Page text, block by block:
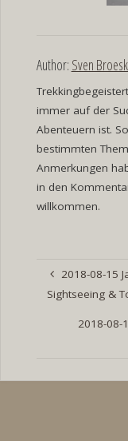
Author: Sven
immer auf der
Abenteuern ist.
bestimmten
Anmerkungen
in den
willkommen.
2018-08-15
Sightseeing &
2018-08-